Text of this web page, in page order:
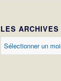
LES